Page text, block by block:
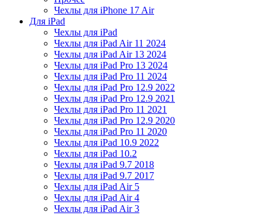
Чехлы для iPhone 17 Air
Для iPad
Чехлы для iPad
Чехлы для iPad Air 11 2024
Чехлы для iPad Air 13 2024
Чехлы для iPad Pro 13 2024
Чехлы для iPad Pro 11 2024
Чехлы для iPad Pro 12.9 2022
Чехлы для iPad Pro 12.9 2021
Чехлы для iPad Pro 11 2021
Чехлы для iPad Pro 12.9 2020
Чехлы для iPad Pro 11 2020
Чехлы для iPad 10.9 2022
Чехлы для iPad 10.2
Чехлы для iPad 9.7 2018
Чехлы для iPad 9.7 2017
Чехлы для iPad Air 5
Чехлы для iPad Air 4
Чехлы для iPad Air 3